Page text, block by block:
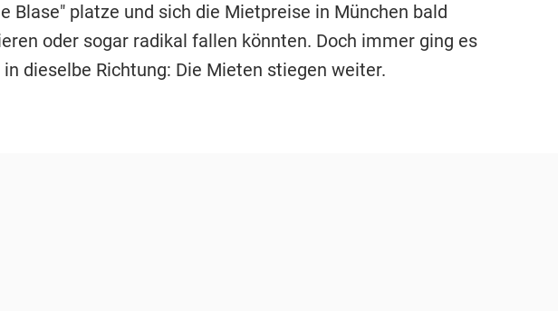
Blase" platze und sich die Mietpreise in München bald
oder sogar radikal fallen könnten. Doch immer ging es
dieselbe Richtung: Die Mieten stiegen weiter.